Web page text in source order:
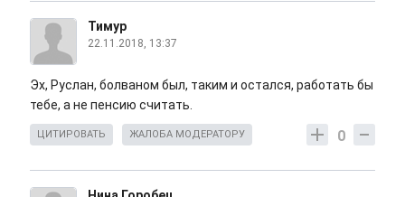
Тимур
22.11.2018, 13:37
Эх, Руслан, болваном был, таким и остался, работать бы
тебе, а не пенсию считать.
0
ЦИТИРОВАТЬ ЖАЛОБА МОДЕРАТОРУ